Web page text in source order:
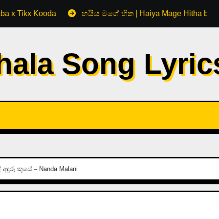
x Tikx Kooda හයිය මගේ හිත | Haiya Mage Hitha by
Song
අඳුරු කුසේ – Nanda Malani